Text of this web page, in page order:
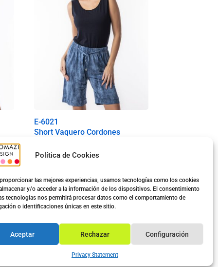
Política de Cookies
las mejores experiencias, usamos tecnologías como los cookies
y/o acceder a la información de los dispositivos. El consentimiento
tecnologías nos permitirá procesar datos como el comportamiento de
o identificaciones únicas en este sitio.
Aceptar Rechazar Configuración
Privacy Statement
E-6021
Short Vaquero Cordones
Ver opciones